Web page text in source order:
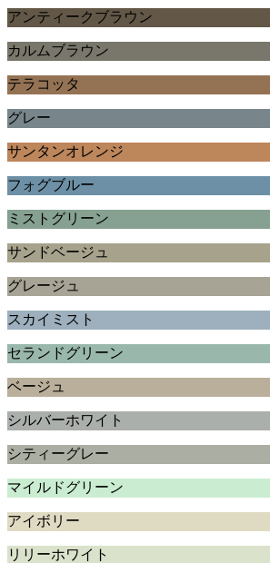
アンティークブラウン
カルムブラウン
テラコッタ
グレー
サンタンオレンジ
フォグブルー
ミストグリーン
サンドベージュ
グレージュ
スカイミスト
セランドグリーン
ベージュ
シルバーホワイト
シティーグレー
マイルドグリーン
アイボリー
リリーホワイト